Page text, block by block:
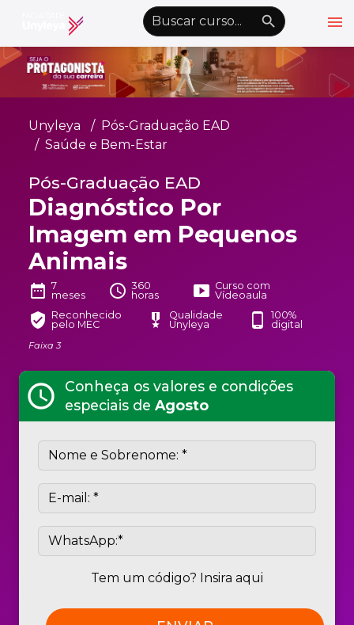
menu
emoji_objectsAlto Contraste nights_stay wb_sunny
Graduação EAD
Pós-Graduação EAD
Atualização Profissional
Conheça a Unyleyakeyboard_arrow_down
Alianças Acadêmicas
Convênioskeyboard_arrow_down
UnyVantagens
person
Unyleya
Pós-Graduação EAD
Saúde e Bem-Estar
Pós-Graduação EAD
Diagnóstico Por
Imagem em Pequenos
Animais
date_range 7
meses
schedule 360
horas
smart_display Curso com
Vídeoaula
verified_user Reconhecido
pelo MEC
military_tech
Qualidade
Unyleya
phone_android
100%
digital
Faixa 3
schedule
Conheça os valores e condições
especiais de Agosto
Tem um código? Insira aqui